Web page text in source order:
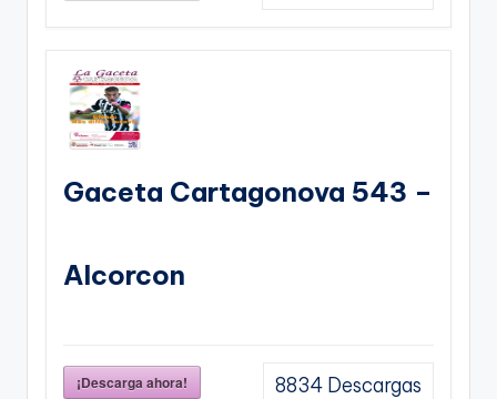
Gaceta Cartagonova 543 –
Alcorcon
¡Descarga ahora! 8834 Descargas